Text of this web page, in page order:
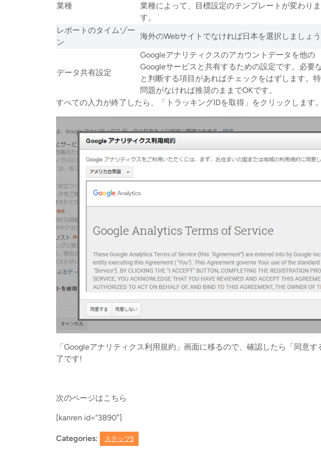
業種
業種によって、目標設定のテンプレートが変わりま
す。
レポートのタイムゾー
ン
海外のWebサイトでなければ日本を選択しましょう
データ共有設定
Googleアナリティクスのアカウントデータを他の
Googleサービスと共有するための設定です。必要
と判断する項目があればチェックをはずします。
問題がなければ推奨のままでOKです。
すべての入力が終了したら、「トラッキングIDを取得」をクリックします。
「Googleアナリティクス利用規約」画面に移るので、確認したら「同意
了です!
次のページはこちら
[kanren id=”3890″]
Categories: ステップ5